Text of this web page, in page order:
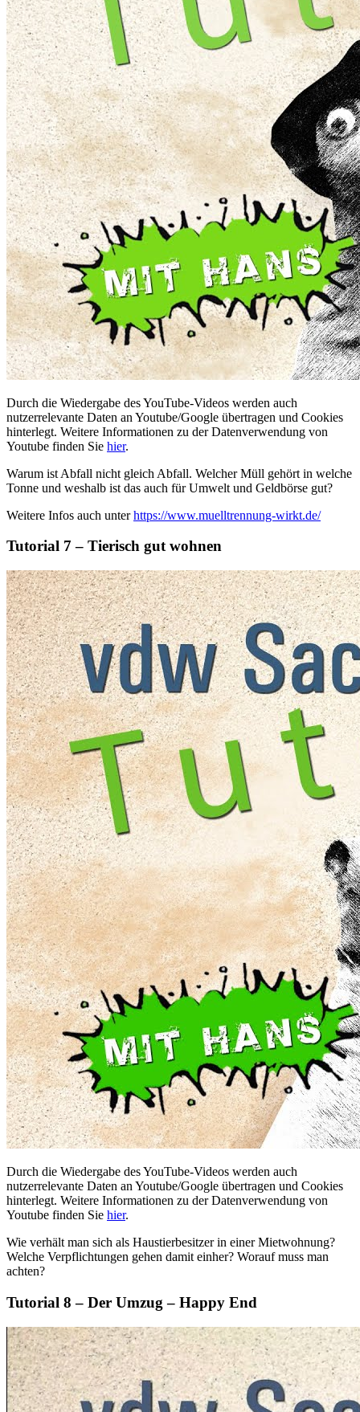
Durch die Wiedergabe des YouTube-Videos werden auch
nutzerrelevante Daten an Youtube/Google übertragen und Cookies
hinterlegt. Weitere Informationen zu der Datenverwendung von
Youtube finden Sie hier.
Warum ist Abfall nicht gleich Abfall. Welcher Müll gehört in welche
Tonne und weshalb ist das auch für Umwelt und Geldbörse gut?
Weitere Infos auch unterhttps://www.muelltrennung-wirkt.de/
Tutorial 7 – Tierisch gut wohnen
Durch die Wiedergabe des YouTube-Videos werden auch
nutzerrelevante Daten an Youtube/Google übertragen und Cookies
hinterlegt. Weitere Informationen zu der Datenverwendung von
Youtube finden Sie hier.
Wie verhält man sich als Haustierbesitzer in einer Mietwohnung?
Welche Verpflichtungen gehen damit einher? Worauf muss man
achten?
Tutorial 8 – Der Umzug – Happy End